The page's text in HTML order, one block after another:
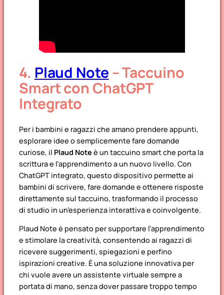
4. Plaud Note – Taccuino
Smart con ChatGPT
Integrato
Per i bambini e ragazzi che amano prendere appunti,
esplorare idee o semplicemente fare domande
curiose, il Plaud Note è un taccuino smart che porta la
scrittura e l’apprendimento a un nuovo livello. Con
ChatGPT integrato, questo dispositivo permette ai
bambini di scrivere, fare domande e ottenere risposte
direttamente sul taccuino, trasformando il processo
di studio in un’esperienza interattiva e coinvolgente.
Plaud Note è pensato per supportare l’apprendimento
e stimolare la creatività, consentendo ai ragazzi di
ricevere suggerimenti, spiegazioni e perfino
ispirazioni creative. È una soluzione innovativa per
chi vuole avere un assistente virtuale sempre a
portata di mano, senza dover passare troppo tempo